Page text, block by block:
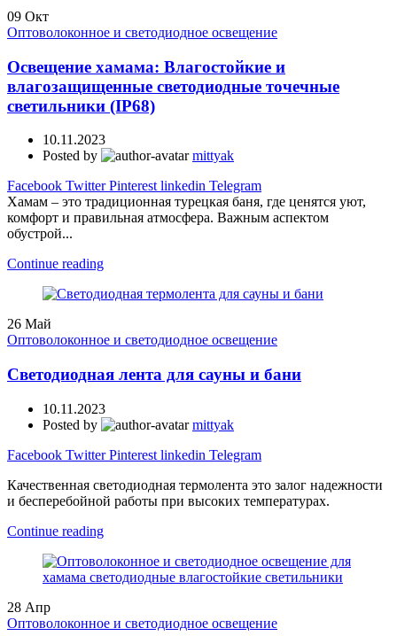
09 Окт
Оптоволоконное и светодиодное освещение
Освещение хамама: Влагостойкие и
влагозащищенные светодиодные точечные
светильники (IP68)
10.11.2023
Posted by
mittyak
Facebook Twitter Pinterest linkedin Telegram
Хамам – это традиционная турецкая баня, где ценятся уют,
комфорт и правильная атмосфера. Важным аспектом
обустрой...
Continue reading
26 Май
Оптоволоконное и светодиодное освещение
Светодиодная лента для сауны и бани
10.11.2023
Posted by
mittyak
Facebook Twitter Pinterest linkedin Telegram
Качественная светодиодная термолента это залог надежности
и бесперебойной работы при высоких температурах.
Continue reading
28 Апр
Оптоволоконное и светодиодное освещение